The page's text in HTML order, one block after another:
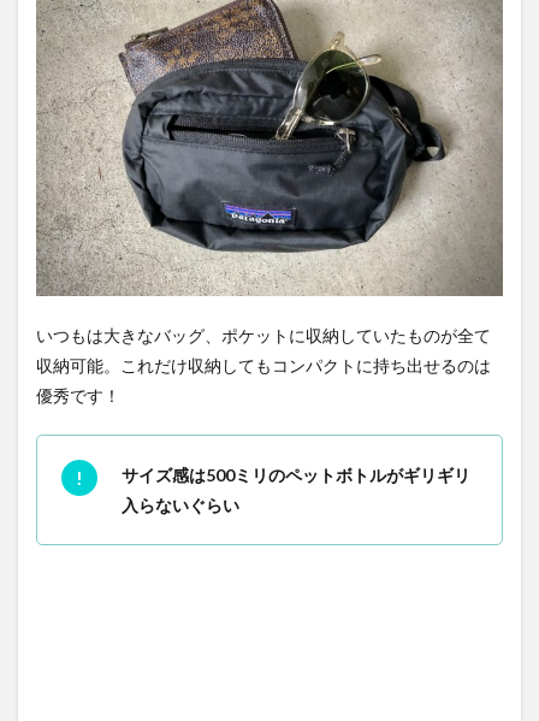
いつもは大きなバッグ、ポケットに収納していたものが全て
収納可能。これだけ収納してもコンパクトに持ち出せるのは
優秀です！
サイズ感は500ミリのペットボトルがギリギリ
入らないぐらい